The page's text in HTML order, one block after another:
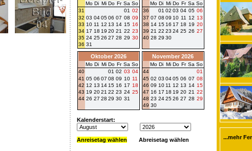
Mo Di Mi Do Fr Sa So
31
01 02
32 03 04 05 06 07 08 09
33 10 11 12 13 14 15 16
34 17 18 19 20 21 22 23
35 24 25 26 27 28 29 30
36 31
Mo Di Mi Do Fr Sa So
36
01 02 03 04 05 06
37 07 08 09 10 11 12 13
38 14 15 16 17 18 19 20
39 21 22 23 24 25 26 27
40 28 29 30
Oktober 2026
Mo Di Mi Do Fr Sa So
40
01 02 03 04
41 05 06 07 08 09 10 11
42 12 13 14 15 16 17 18
43 19 20 21 22 23 24 25
44 26 27 28 29 30 31
November 2026
Mo Di Mi Do Fr Sa So
44
01
45 02 03 04 05 06 07 08
46 09 10 11 12 13 14 15
47 16 17 18 19 20 21 22
48 23 24 25 26 27 28 29
49 30
Kalenderstart:
Anreisetag wählen Abreisetag wählen ...mehr